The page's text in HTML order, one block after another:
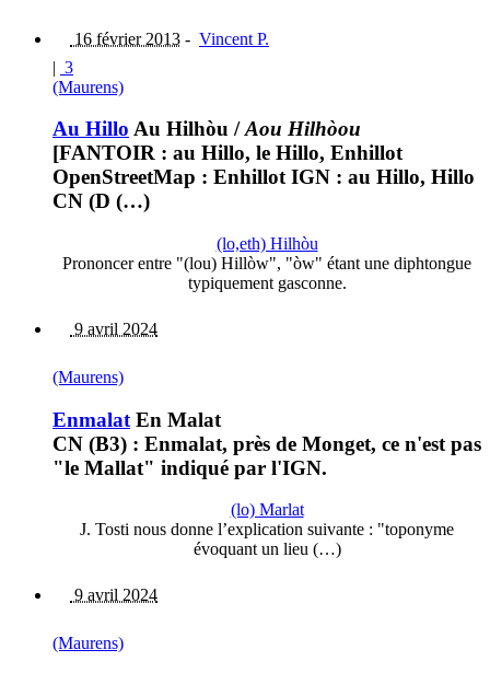
16 février 2013 - Vincent P.
| 3
(Maurens)
Au Hillo Au Hilhòu /Aou Hilhòou
[FANTOIR : au Hillo, le Hillo, Enhillot
OpenStreetMap : Enhillot IGN : au Hillo, Hillo
CN (D (…)
(lo,eth) Hilhòu
Prononcer entre "(lou) Hillòw", "òw" étant une diphtongue
typiquement gasconne.
9 avril 2024
(Maurens)
Enmalat En Malat
CN (B3) : Enmalat, près de Monget, ce n'est pas
"le Mallat" indiqué par l'IGN.
(lo) Marlat
J. Tosti nous donne l’explication suivante : "toponyme
évoquant un lieu (…)
9 avril 2024
(Maurens)